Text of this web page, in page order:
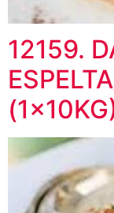
12159.